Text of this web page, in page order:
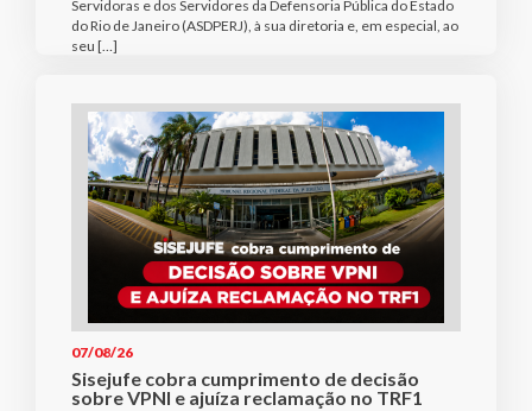
Servidoras e dos Servidores da Defensoria Pública do Estado
do Rio de Janeiro (ASDPERJ), à sua diretoria e, em especial, ao
seu […]
07/08/26
Sisejufe cobra cumprimento de decisão
sobre VPNI e ajuíza reclamação no TRF1